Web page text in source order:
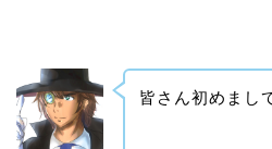
皆さん初めまし